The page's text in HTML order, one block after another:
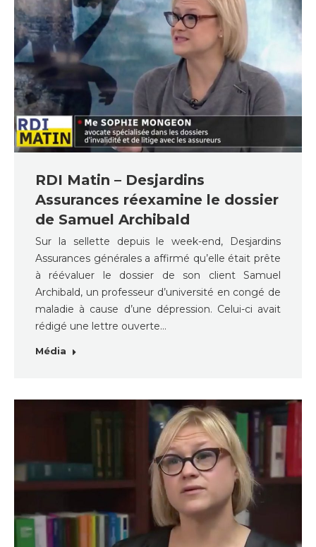
RDI Matin – Desjardins
Assurances réexamine le dossier
de Samuel Archibald
Sur la sellette depuis le week-end, Desjardins
Assurances générales a affirmé qu’elle était prête
à réévaluer le dossier de son client Samuel
Archibald, un professeur d’université en congé de
maladie à cause d’une dépression. Celui-ci avait
rédigé une lettre ouverte…
Média